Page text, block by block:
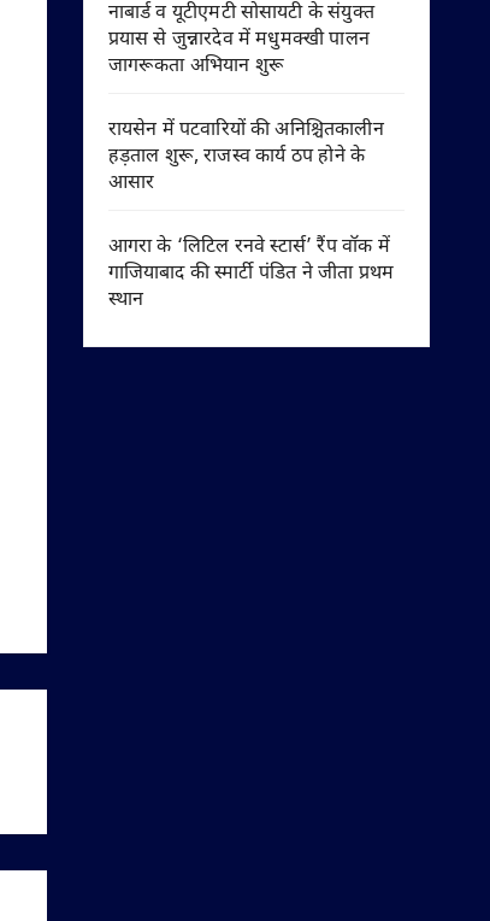
नाबार्ड व यूटीएमटी सोसायटी के संयुक्त
प्रयास से जुन्नारदेव में मधुमक्खी पालन
जागरूकता अभियान शुरू
रायसेन में पटवारियों की अनिश्चितकालीन
हड़ताल शुरू, राजस्व कार्य ठप होने के
आसार
आगरा के ‘लिटिल रनवे स्टार्स’ रैंप वॉक में
गाजियाबाद की स्मार्टी पंडित ने जीता प्रथम
स्थान